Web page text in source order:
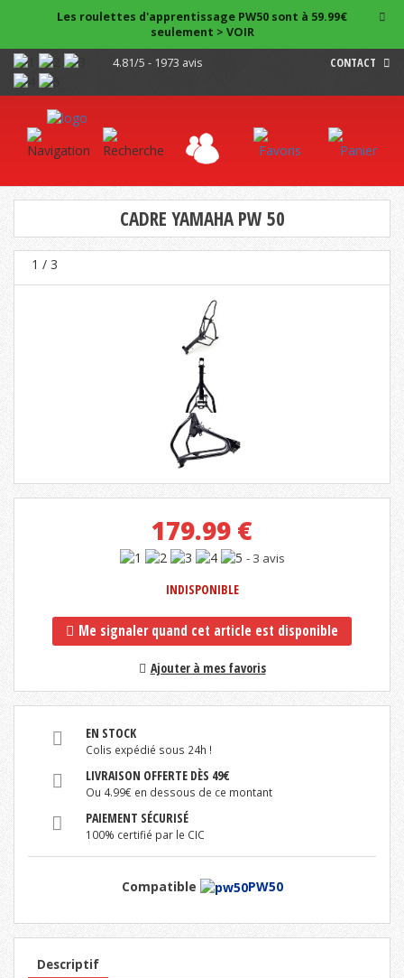
Les roulettes d'apprentissage PW50 sont à 59.99€
seulement > VOIR
4.81/5 - 1973 avis
CONTACT
CADRE YAMAHA PW 50
1 / 3
179.99 €
- 3 avis
INDISPONIBLE
Me signaler quand cet article est disponible
Ajouter à mes favoris
EN STOCK
Colis expédié sous 24h !
LIVRAISON OFFERTE DÈS 49€
Ou 4.99€ en dessous de ce montant
PAIEMENT SÉCURISÉ
100% certifié par le CIC
Compatible PW50
Descriptif